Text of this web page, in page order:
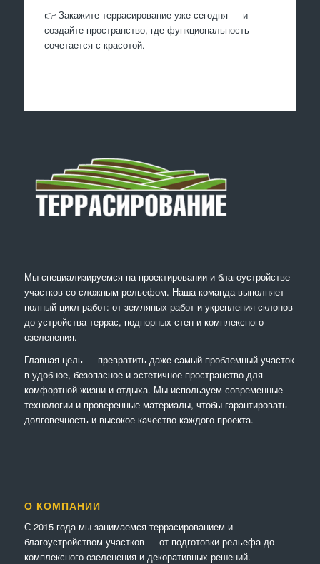
👉 Закажите террасирование уже сегодня — и
создайте пространство, где функциональность
сочетается с красотой.
Мы специализируемся на проектировании и благоустройстве
участков со сложным рельефом. Наша команда выполняет
полный цикл работ: от земляных работ и укрепления склонов
до устройства террас, подпорных стен и комплексного
озеленения.
Главная цель — превратить даже самый проблемный участок
в удобное, безопасное и эстетичное пространство для
комфортной жизни и отдыха. Мы используем современные
технологии и проверенные материалы, чтобы гарантировать
долговечность и высокое качество каждого проекта.
О КОМПАНИИ
С 2015 года мы занимаемся террасированием и
благоустройством участков — от подготовки рельефа до
комплексного озеленения и декоративных решений.